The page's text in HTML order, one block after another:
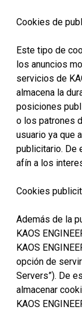
Cookies de
Este tipo de
los anuncios
servicios de
almacena la
posiciones
o los patrones
usuario ya que
publicitario. De
afín a los
Cookies
Además de la
KAOS
KAOS
opción de
Servers”). De
almacenar
KAOS